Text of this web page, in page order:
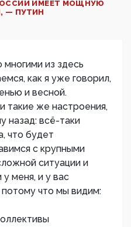
ИМЕЕТ МОЩНУЮ
— ПУТИН
из здесь
как я уже говорил,
и весной.
такие же настроения,
назад: всё-таки
что будет
с крупными
ситуации и
у меня, и у вас
что мы видим: